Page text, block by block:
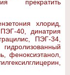
прекратить
хлорид,
40, динатрия
ПЭГ-34,
феноксиэтанол,